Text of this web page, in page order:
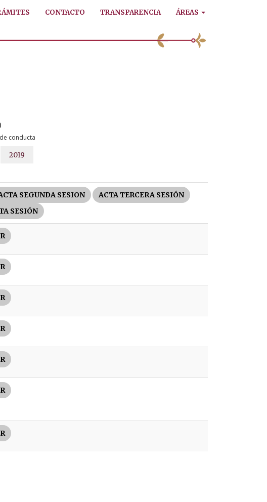
CONTACTO TRANSPARENCIA ÁREAS
conducta
2019
SEGUNDA SESION
ACTA TERCERA SESIÓN
SESIÓN